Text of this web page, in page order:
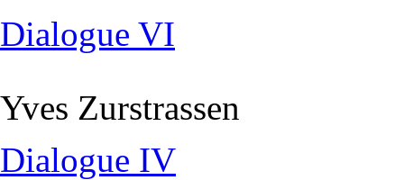
Dialogue VI
Yves Zurstrassen
Dialogue IV